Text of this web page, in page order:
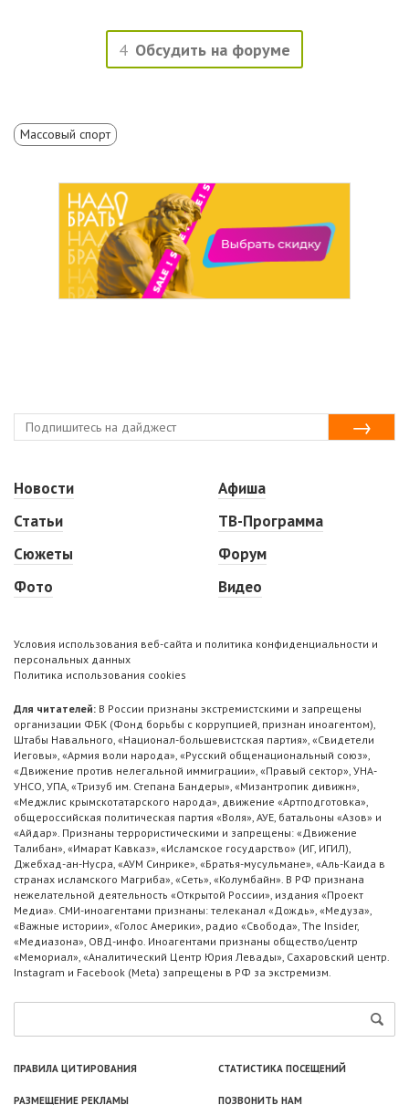
4 Обсудить на форуме
Массовый спорт
Новости
Статьи
Сюжеты
Фото
Афиша
ТВ-Программа
Форум
Видео
Условия использования веб-сайта и политика конфиденциальности и
персональных данных
Политика использования cookies
Для читателей: В России признаны экстремистскими и запрещены
организации ФБК (Фонд борьбы с коррупцией, признан иноагентом),
Штабы Навального, «Национал-большевистская партия», «Свидетели
Иеговы», «Армия воли народа», «Русский общенациональный союз»,
«Движение против нелегальной иммиграции», «Правый сектор», УНА-
УНСО, УПА, «Тризуб им. Степана Бандеры», «Мизантропик дивижн»,
«Меджлис крымскотатарского народа», движение «Артподготовка»,
общероссийская политическая партия «Воля», АУЕ, батальоны «Азов» и
«Айдар». Признаны террористическими и запрещены: «Движение
Талибан», «Имарат Кавказ», «Исламское государство» (ИГ, ИГИЛ),
Джебхад-ан-Нусра, «АУМ Синрике», «Братья-мусульмане», «Аль-Каида в
странах исламского Магриба», «Сеть», «Колумбайн». В РФ признана
нежелательной деятельность «Открытой России», издания «Проект
Медиа». СМИ-иноагентами признаны: телеканал «Дождь», «Медуза»,
«Важные истории», «Голос Америки», радио «Свобода», The Insider,
«Медиазона», ОВД-инфо. Иноагентами признаны общество/центр
«Мемориал», «Аналитический Центр Юрия Левады», Сахаровский центр.
Instagram и Facebook (Metа) запрещены в РФ за экстремизм.
ПРАВИЛА ЦИТИРОВАНИЯ СТАТИСТИКА ПОСЕЩЕНИЙ
РАЗМЕЩЕНИЕ РЕКЛАМЫ ПОЗВОНИТЬ НАМ